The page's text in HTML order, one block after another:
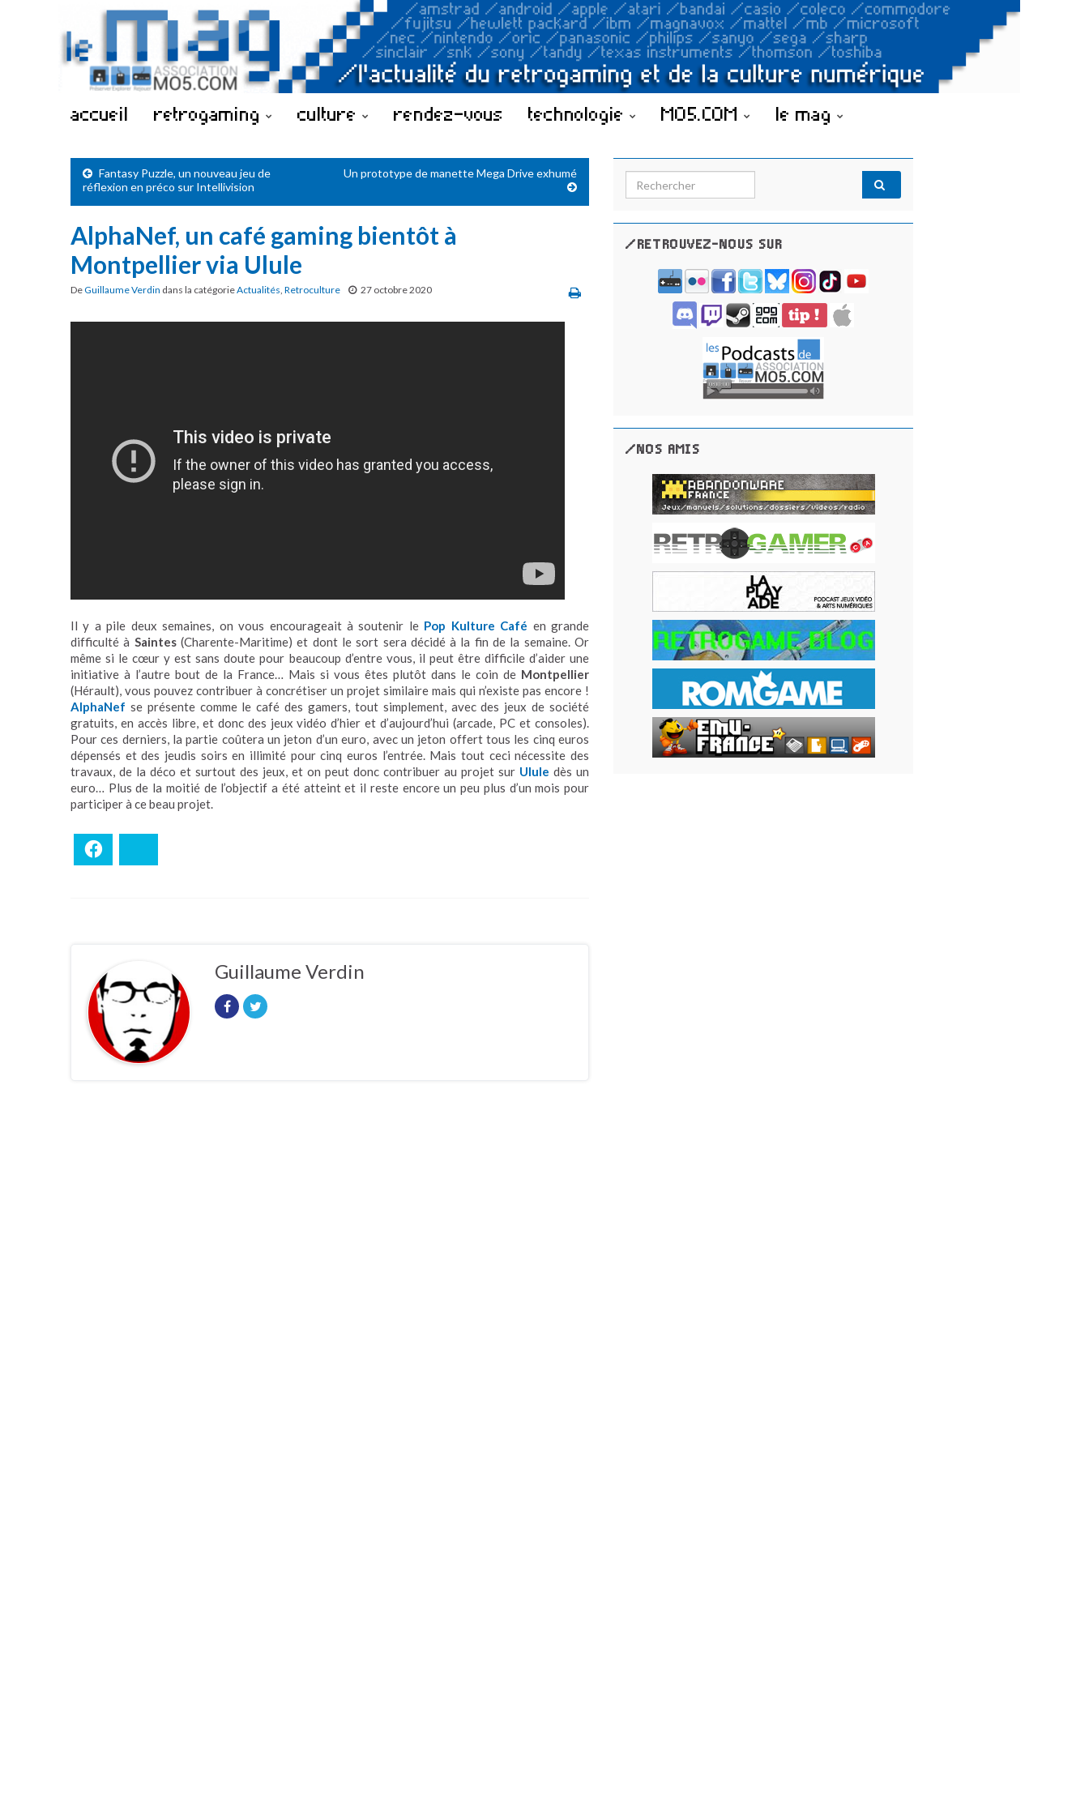
accueil retrogaming culture rendez-vous technologie MO5.COM le mag
Fantasy Puzzle, un nouveau jeu de
réflexion en préco sur Intellivision
Un prototype de manette Mega Drive exhumé
AlphaNef, un café gaming bientôt à
Montpellier via Ulule
DeGuillaume Verdin dans la catégorieActualités, Retroculture 27 octobre 2020
Il y a pile deux semaines, on vous encourageait à soutenir le Pop Kulture Café en grande
difficulté à Saintes(Charente-Maritime) et dont le sort sera décidé à la fin de la semaine. Or
même si le cœur y est sans doute pour beaucoup d’entre vous, il peut être difficile d’aider une
initiative à l’autre bout de la France… Mais si vous êtes plutôt dans le coin de Montpellier
(Hérault), vous pouvez contribuer à concrétiser un projet similaire mais qui n’existe pas encore !
AlphaNef se présente comme le café des gamers, tout simplement, avec des jeux de société
gratuits, en accès libre, et donc des jeux vidéo d’hier et d’aujourd’hui (arcade, PC et consoles).
Pour ces derniers, la partie coûtera un jeton d’un euro, avec un jeton offert tous les cinq euros
dépensés et des jeudis soirs en illimité pour cinq euros l’entrée. Mais tout ceci nécessite des
travaux, de la déco et surtout des jeux, et on peut donc contribuer au projet sur Ulule dès un
euro… Plus de la moitié de l’objectif a été atteint et il reste encore un peu plus d’un mois pour
participer à ce beau projet.
Guillaume Verdin
Search for:
/RETROUVEZ-NOUS SUR
/NOS AMIS